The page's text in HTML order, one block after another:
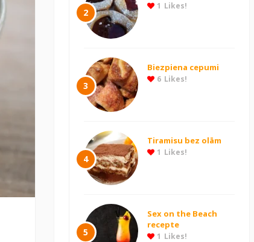
2
1 Likes!
3
Biezpiena cepumi
6 Likes!
4
Tiramisu bez olām
1 Likes!
5
Sex on the Beach
recepte
1 Likes!